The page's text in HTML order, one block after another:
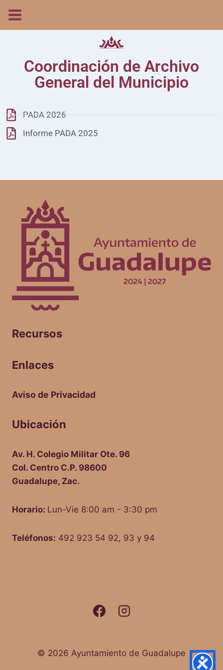
Coordinación de Archivo
General del Municipio
PADA 2026
Informe PADA 2025
Recursos
Enlaces
Aviso de Privacidad
Ubicación
Av. H. Colegio Militar Ote. 96
Col. Centro C.P. 98600
Guadalupe, Zac.
Horario: Lun-Vie 8:00 am - 3:30 pm
Teléfonos: 492 923 54 92, 93 y 94
© 2026 Ayuntamiento de Guadalupe